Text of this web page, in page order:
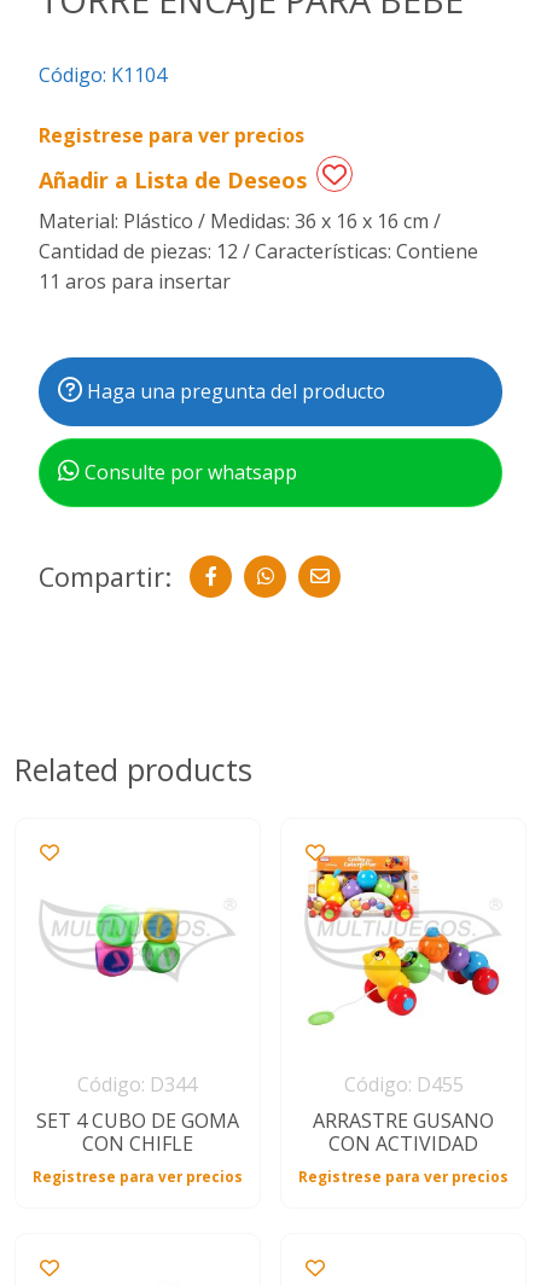
de
especiales
Código: K1104
Registrese para ver precios
Añadir a Lista de Deseos
Material: Plástico / Medidas: 36 x 16 x 16 cm /
Cantidad de piezas: 12 / Características: Contiene
11 aros para insertar
Haga una pregunta del producto
Consulte por whatsapp
Compartir:
Related products
Código: D344
SET 4 CUBO DE GOMA
CON CHIFLE
Registrese para ver precios
Código: D455
ARRASTRE GUSANO
CON ACTIVIDAD
Registrese para ver precios